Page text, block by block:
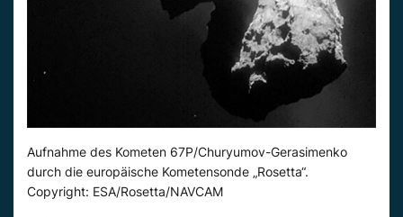
Aufnahme des Kometen 67P/Churyumov-Gerasimenko
durch die europäische Kometensonde „Rosetta“.
Copyright: ESA/Rosetta/NAVCAM